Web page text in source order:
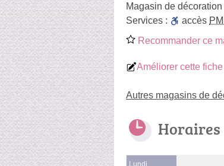
Magasin de décoration
Services :
accès
Recommander ce
Améliorer cette fiche
Autres magasins de
Horaires
Lundi